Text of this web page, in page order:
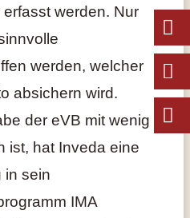
werden. Nur
werden, welcher
absichern wird.
der eVB mit wenig
ist, hat Inveda eine
in sein
IMA